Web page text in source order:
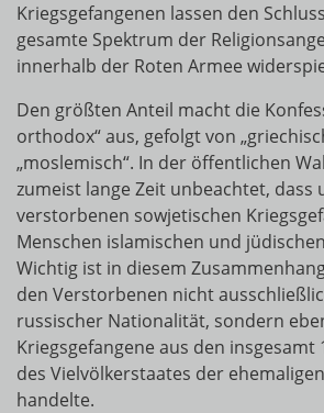
Kriegsgefangenen lassen den
gesamte Spektrum der
innerhalb der Roten Armee
Den größten Anteil macht die
orthodox“ aus, gefolgt von
„moslemisch“. In der öffentlichen
zumeist lange Zeit unbeachtet, dass
verstorbenen sowjetischen
Menschen islamischen und
Wichtig ist in diesem
den Verstorbenen nicht
russischer Nationalität, sondern
Kriegsgefangene aus den insgesamt
des Vielvölkerstaates der
handelte.